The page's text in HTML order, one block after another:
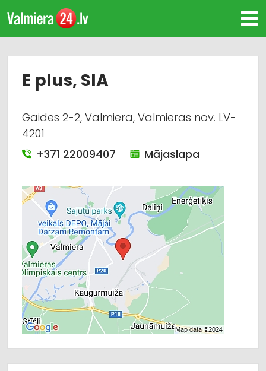
E plus, SIA
Gaides 2-2, Valmiera, Valmieras nov. LV-
4201
+371 22009407
Mājaslapa